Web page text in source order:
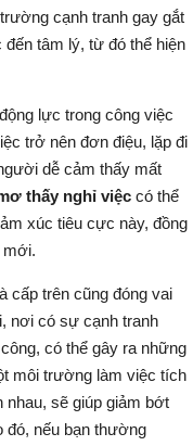
cạnh tranh gay gắt
tâm lý, từ đó thể hiện
lực trong công việc
trở nên đơn điệu, lặp đi
dễ cảm thấy mất
thấy nghỉ việc có thể
xúc tiêu cực này, đồng
mới.
cấp trên cũng đóng vai
nơi có sự cạnh tranh
có thể gây ra những
môi trường làm việc tích
sẽ giúp giảm bớt
đó, nếu bạn thường